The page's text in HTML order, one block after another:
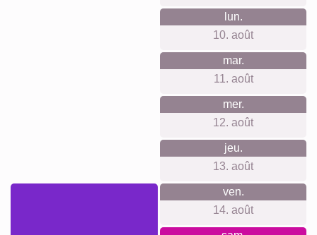
Nous ne voulons pas faire de fausses promesses de
livraison. Avec notre aperçu de livraison, vous pouvez voir à
tout moment quand votre produit sera livré si vous
Avec notre livraison express prioritaire, votre collage photo
moyennant un supplément (si la commande est passée
avant 8h). Même avec la livraison standard, votre collage -
selon le matériau - sera en route vers vous en quelques
Votre envoi est entièrement assuré contre les dommages ou